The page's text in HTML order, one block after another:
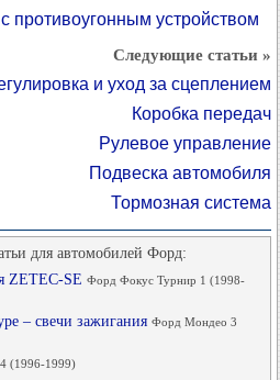
противоугонным устройством
Следующие статьи »
и уход за сцеплением
Коробка передач
Рулевое управление
Подвеска автомобиля
Тормозная система
для автомобилей Форд:
ZETEC-SE Форд Фокус Турнир 1 (1998-
– свечи зажигания Форд Мондео 3
(1996-1999)